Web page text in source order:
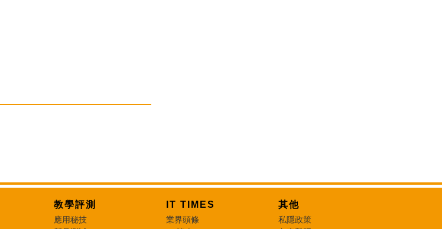
教學評測
應用秘技
IT TIMES
業界頭條
其他
私隱政策